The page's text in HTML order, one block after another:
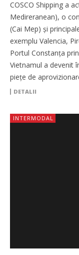
COSCO Shipping a
Medireranean), o
(Cai Mep) și
exemplu Valencia,
Portul Constanța
Vietnamul a devenit
piețe de
DETALII
INTERMODAL